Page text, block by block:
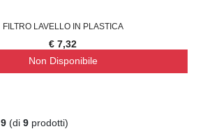
FILTRO LAVELLO IN PLASTICA
€ 7,32
Non Disponibile
9 (di 9 prodotti)